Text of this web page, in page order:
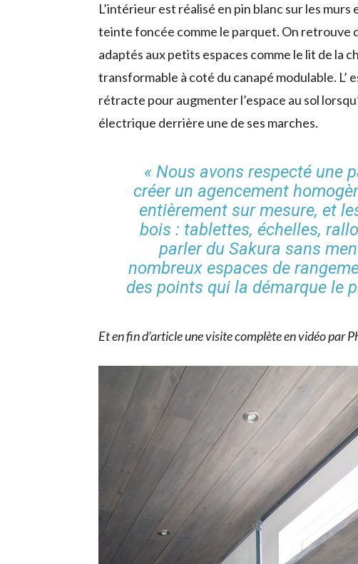
L’intérieur est réalisé en pin blanc sur les
teinte foncée comme le parquet. On retrouve
adaptés aux petits espaces comme le lit de la
transformable à coté du canapé modulable. L’
rétracte pour augmenter l’espace au sol
électrique derrière une de ses marches.
« Nous avons respecté une
créer un agencement
entièrement sur mesure, et
bois : tablettes, échelles,
parler du Sakura sans
nombreux espaces de
des points qui la démarque le
Et en fin d’article une visite complète en vidéo par